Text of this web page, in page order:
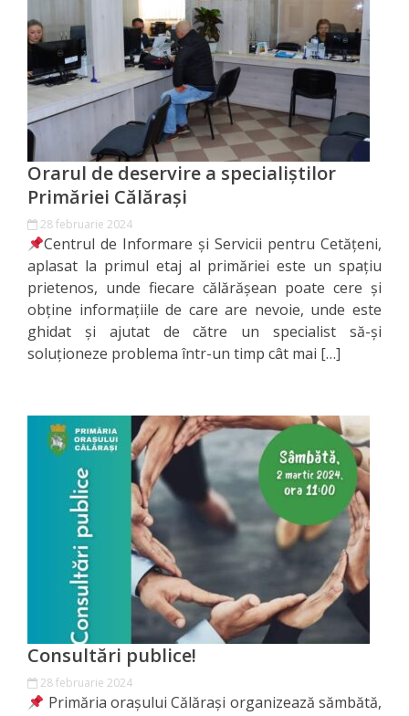
înfrățite
Strategii
Registrul
de
Stat
al
Actelor
Locale
Primăria
Primăriei
Lista
colaboratorilor
Primăriei
Călăraşi
Contabilitate
Serviciul
Arhitectură
Orarul de deservire a specialiștilor
Primăriei Călărași
28 februarie 2024
Centrul de Informare și Servicii pentru Cetățeni,
aplasat la primul etaj al primăriei este un spațiu
prietenos, unde fiecare călărășean poate cere și
obține informațiile de care are nevoie, unde este
ghidat și ajutat de către un specialist să-și
soluționeze problema într-un timp cât mai […]
Consultări publice!
28 februarie 2024
Primăria orașului Călărași organizează sămbătă,